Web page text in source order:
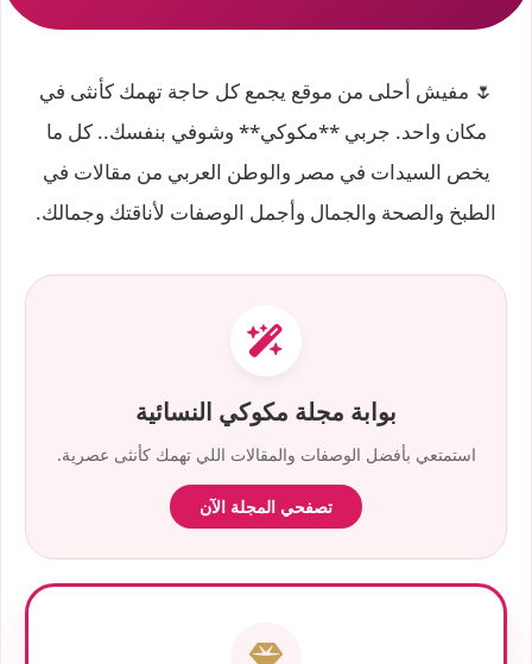
🌷 مفيش أحلى من موقع يجمع كل حاجة تهمك كأنثى في
مكان واحد. جربي **مكوكي** وشوفي بنفسك.. كل ما
يخص السيدات في مصر والوطن العربي من مقالات في
الطبخ والصحة والجمال وأجمل الوصفات لأناقتك وجمالك.
بوابة مجلة مكوكي النسائية
استمتعي بأفضل الوصفات والمقالات اللي تهمك كأنثى عصرية.
تصفحي المجلة الآن